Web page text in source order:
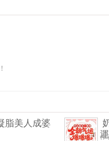
脂美人成婆
作